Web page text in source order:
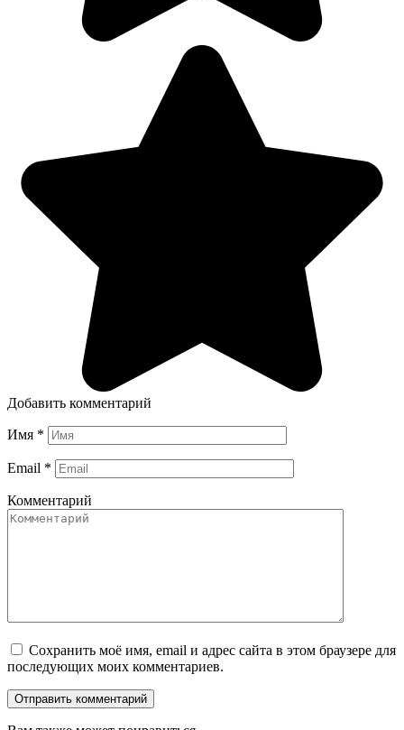
Добавить комментарий
Имя *
Email *
Комментарий
Сохранить моё имя, email и адрес сайта в этом браузере для
последующих моих комментариев.